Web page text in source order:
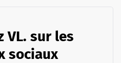
VL. sur les
sociaux